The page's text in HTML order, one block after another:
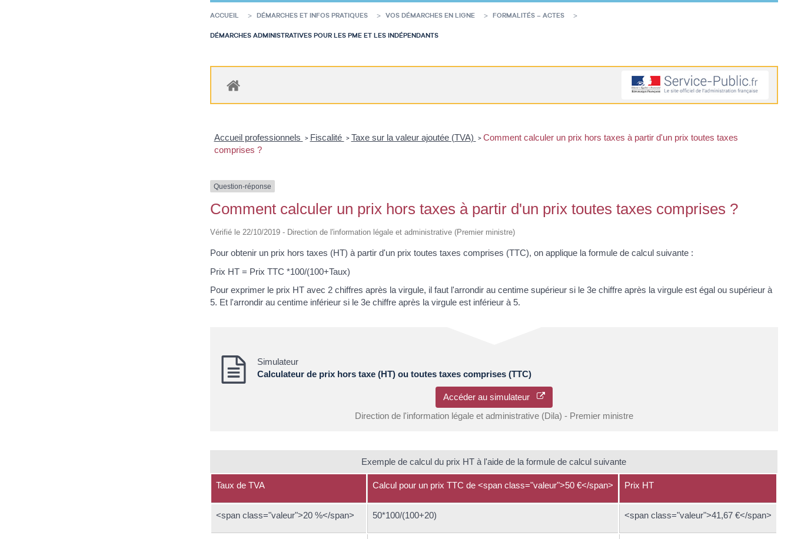
ACCUEIL DÉMARCHES ET INFOS PRATIQUES VOS DÉMARCHES EN LIGNE FORMALITÉS – ACTES
DÉMARCHES ADMINISTRATIVES POUR LES PME ET LES INDÉPENDANTS
Accueil professionnels > Fiscalité > Taxe sur la valeur ajoutée (TVA) > Comment calculer un prix hors taxes à partir d'un prix toutes taxes
comprises ?
Question-réponse
Comment calculer un prix hors taxes à partir d'un prix toutes taxes comprises ?
Vérifié le 22/10/2019 - Direction de l'information légale et administrative (Premier ministre)
Pour obtenir un prix hors taxes (HT) à partir d'un prix toutes taxes comprises (TTC), on applique la formule de calcul suivante :
Prix HT = Prix TTC *100/(100+Taux)
Pour exprimer le prix HT avec 2 chiffres après la virgule, il faut l'arrondir au centime supérieur si le 3e chiffre après la virgule est égal ou supérieur à
5. Et l'arrondir au centime inférieur si le 3e chiffre après la virgule est inférieur à 5.
Simulateur
Calculateur de prix hors taxe (HT) ou toutes taxes comprises (TTC)
Accéder au simulateur
Direction de l'information légale et administrative (Dila) - Premier ministre
Exemple de calcul du prix HT à l'aide de la formule de calcul suivante
Taux de TVA Calcul pour un prix TTC de <span class="valeur">50 €</span> Prix HT
<span class="valeur">20 %</span> 50*100/(100+20) <span class="valeur">41,67 €</span>